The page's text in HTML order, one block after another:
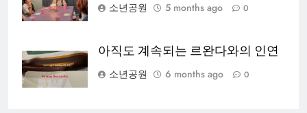
소년공원
5 months ago 0
아직도 계속되는 르완다와의 인연
소년공원
6 months ago 0